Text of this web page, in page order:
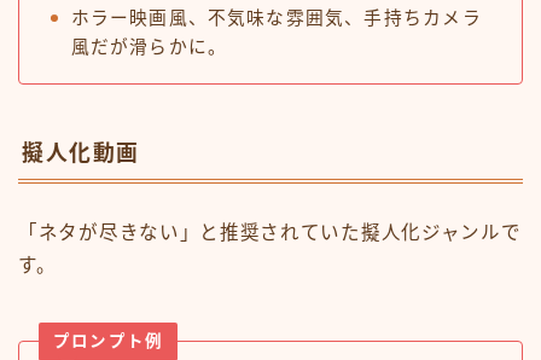
ホラー映画風、不気味な雰囲気、手持ちカメラ
風だが滑らかに。
擬人化動画
「ネタが尽きない」と推奨されていた擬人化ジャンルで
す。
プロンプト例